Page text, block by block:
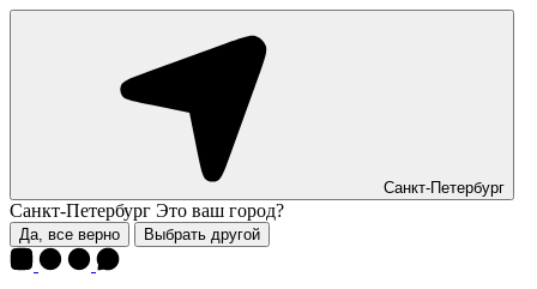
Санкт-Петербург
Санкт-Петербург Это ваш город?
Да, все верно Выбрать другой